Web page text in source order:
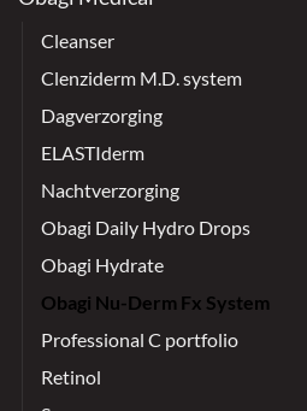
Cleanser
Clenziderm M.D. system
Dagverzorging
ELASTIderm
Nachtverzorging
Obagi Daily Hydro Drops
Obagi Hydrate
Obagi Nu-Derm Fx System
Professional C portfolio
Retinol